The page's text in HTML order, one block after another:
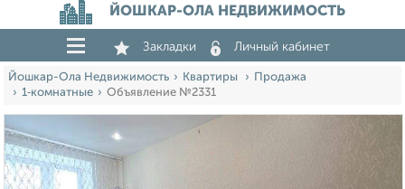
ЙОШКАР-ОЛА НЕДВИЖИМОСТЬ
Закладки Личный кабинет
Йошкар-Ола Недвижимость Квартиры
Продажа
1‑комнатные
Объявление №2331